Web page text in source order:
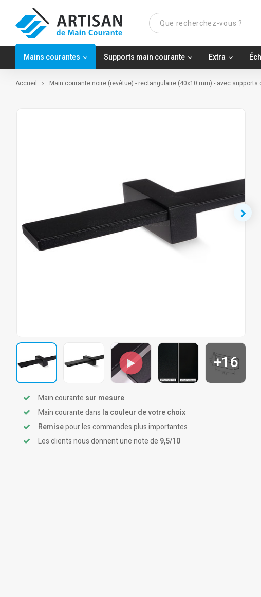
Mains courantes Supports main courante Extra
Accueil Main courante noire (revêtue) - rectangulaire (40x10 mm) - avec
+16
Main courante sur mesure
Main courante dans la couleur de votre choix
Remisepour les commandes plus importantes
Les clients nous donnent une note de 9,5/10